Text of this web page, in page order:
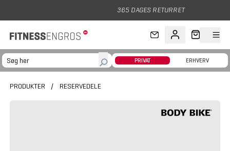
365 DAGES RETURRET
PRIVAT ERHVERV
PRODUKTER / RESERVEDELE